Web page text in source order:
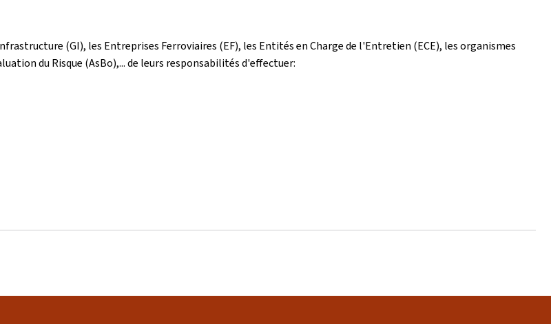
(GI), les Entreprises Ferroviaires (EF), les Entités en Charge de l'Entretien (ECE), les organismes
du Risque (AsBo),... de leurs responsabilités d'effectuer: